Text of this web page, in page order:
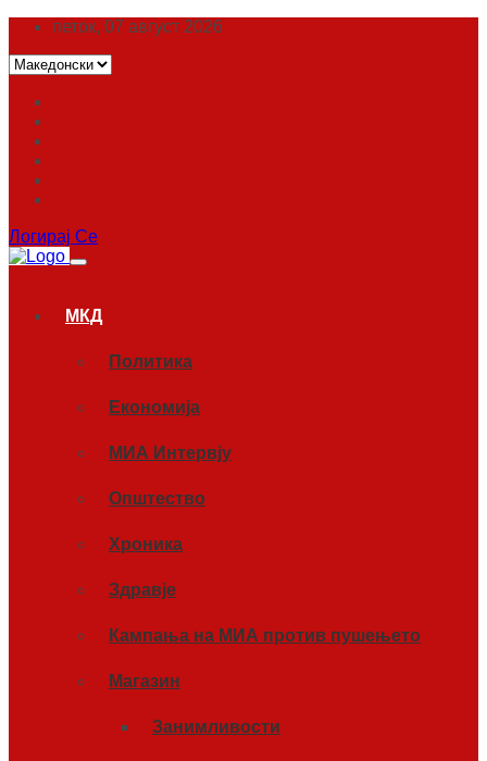
петок, 07 август 2026
Логирај Се
МКД
Политика
Економија
МИА Интервју
Општество
Хроника
Здравје
Кампања на МИА против пушењето
Магазин
Занимливости